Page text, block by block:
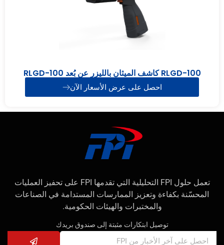
RLGD-100 كاشف الميثان بالليزر عن بُعد RLGD-100
احصل على عرض الأسعار الآن
تعمل حلول FPI التحليلية التي تقدمها FPI على تحفيز العمليات
المحسّنة بكفاءة وتعزيز الممارسات المستدامة في الصناعات
والمختبرات والهيئات الحكومية.
توصيل ابتكارات مثبتة إلى صندوق بريدك